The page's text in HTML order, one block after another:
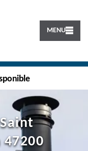
MENU
47200